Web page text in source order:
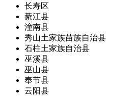
长寿区
綦江县
潼南县
秀山土家族苗族自治县
石柱土家族自治县
巫溪县
巫山县
奉节县
云阳县